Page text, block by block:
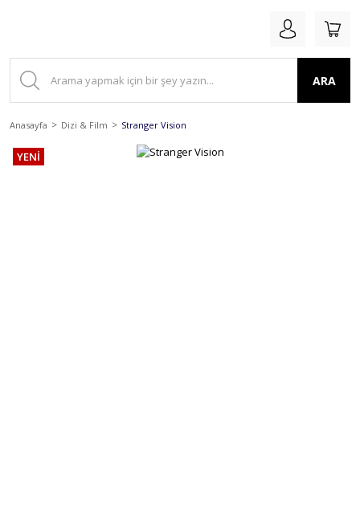
ARA
Anasayfa Dizi & Film Stranger Vision
YENİ